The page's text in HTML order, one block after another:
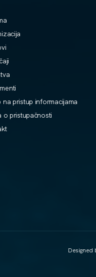
na pristup informacijama
o pristupačnosti
Designed